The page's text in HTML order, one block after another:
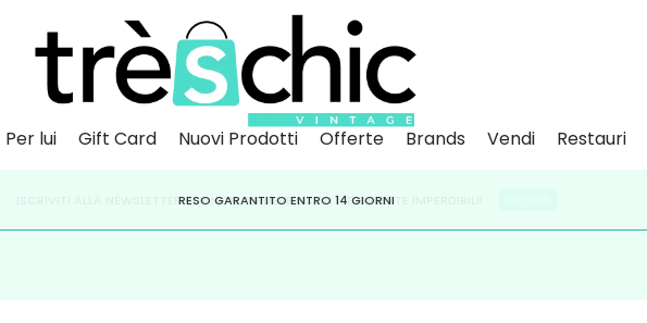
Per lui Gift Card Nuovi Prodotti Offerte Brands Vendi Restauri
PAGA A RATE CONKLARNA,HEYLIGHT,APPAGO
ISCRIVITI ALLA NEWSLETTER PER NON PERDERE SCONTI E OFFERTE IMPERDIBILI!
RESO GARANTITO ENTRO 14 GIORNI